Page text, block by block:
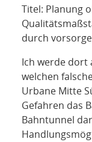
Titel: Planung
durch
Ich werde dort
welchen
Urbane Mitte
Gefahren das
Bahntunnel